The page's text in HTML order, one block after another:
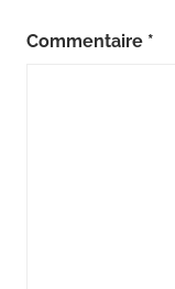
Commentaire *